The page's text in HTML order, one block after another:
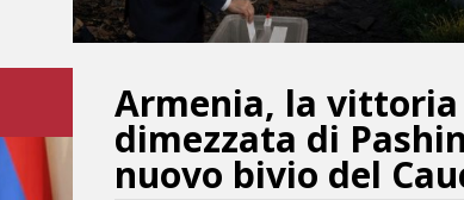
Armenia, la vittoria
dimezzata di
nuovo bivio del